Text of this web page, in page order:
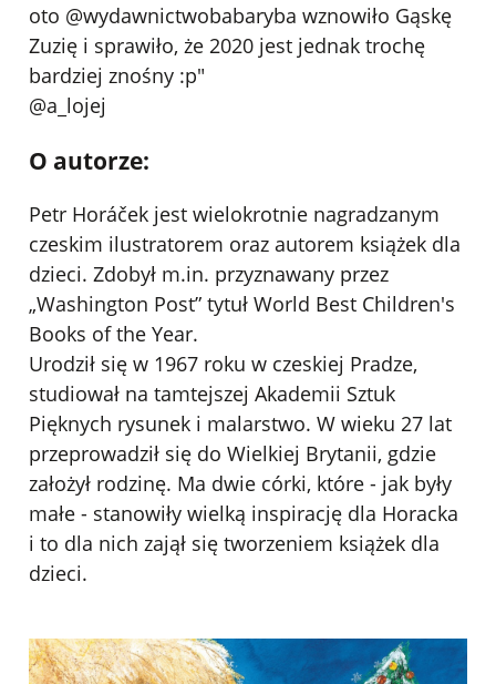
oto @wydawnictwobabaryba wznowiło Gąskę
Zuzię i sprawiło, że 2020 jest jednak trochę
bardziej znośny :p"
@a_lojej
O autorze:
Petr Horáček jest wielokrotnie nagradzanym
czeskim ilustratorem oraz autorem książek dla
dzieci. Zdobył m.in. przyznawany przez
„Washington Post” tytuł World Best Children's
Books of the Year.
Urodził się w 1967 roku w czeskiej Pradze,
studiował na tamtejszej Akademii Sztuk
Pięknych rysunek i malarstwo. W wieku 27 lat
przeprowadził się do Wielkiej Brytanii, gdzie
założył rodzinę. Ma dwie córki, które - jak były
małe - stanowiły wielką inspirację dla Horacka
i to dla nich zajął się tworzeniem książek dla
dzieci.